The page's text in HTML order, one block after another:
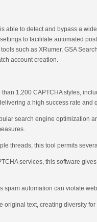
to detect and bypass a
to facilitate automated
such as XRumer, GSA
account creation.
1,200 CAPTCHA styles,
a high success rate and
search engine optimization
threads, this tool permits
services, this software
automation can violate
text, creating diversity for